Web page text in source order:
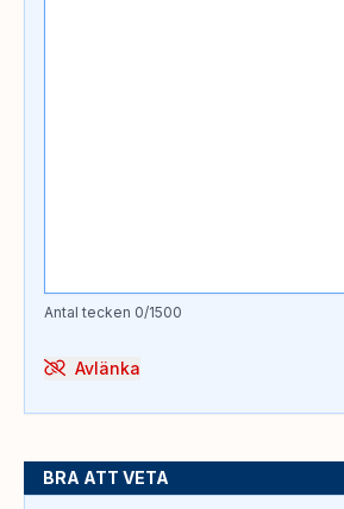
Antal tecken 0/1500
Avlänka
BRA ATT VETA